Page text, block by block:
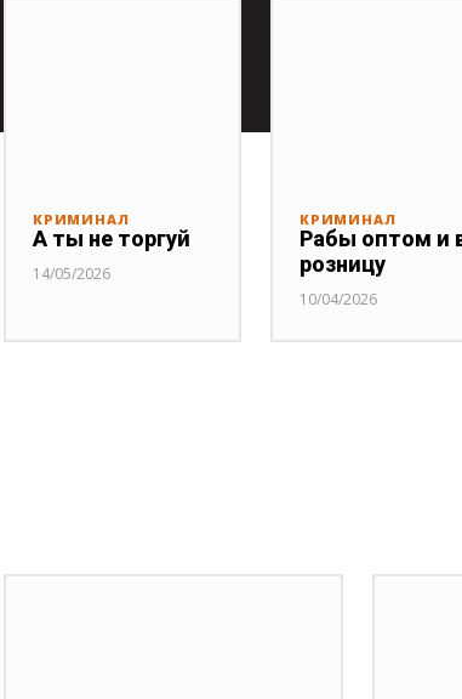
КРИМИНАЛ
А ты не торгуй
14/05/2026
КРИМИНАЛ
Рабы оптом и
розницу
10/04/2026